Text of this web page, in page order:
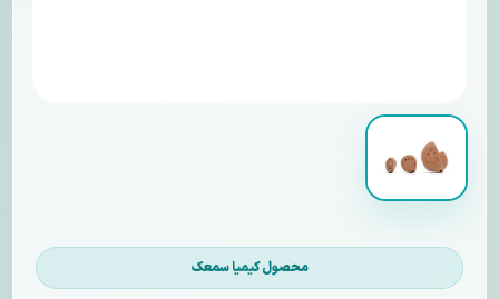
محصول کیمیا سمعک